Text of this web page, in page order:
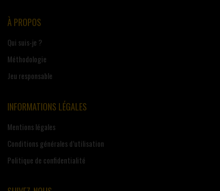
À PROPOS
Qui suis-je ?
Méthodologie
Jeu responsable
INFORMATIONS LÉGALES
Mentions légales
Conditions générales d’utilisation
Politique de confidentialité